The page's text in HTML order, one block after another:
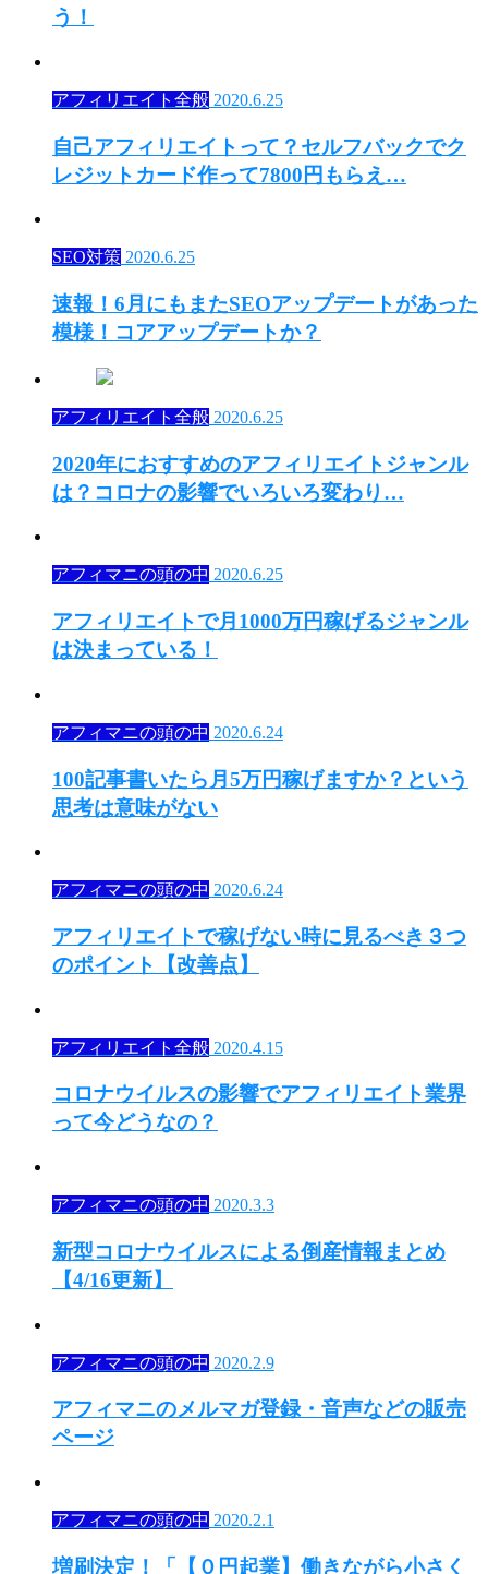
う！
アフィリエイト全般 2020.6.25
自己アフィリエイトって？セルフバックでク
レジットカード作って7800円もらえ…
SEO対策 2020.6.25
速報！6月にもまたSEOアップデートがあった
模様！コアアップデートか？
アフィリエイト全般 2020.6.25
2020年におすすめのアフィリエイトジャンル
は？コロナの影響でいろいろ変わり…
アフィマニの頭の中 2020.6.25
アフィリエイトで月1000万円稼げるジャンル
は決まっている！
アフィマニの頭の中 2020.6.24
100記事書いたら月5万円稼げますか？という
思考は意味がない
アフィマニの頭の中 2020.6.24
アフィリエイトで稼げない時に見るべき３つ
のポイント【改善点】
アフィリエイト全般 2020.4.15
コロナウイルスの影響でアフィリエイト業界
って今どうなの？
アフィマニの頭の中 2020.3.3
新型コロナウイルスによる倒産情報まとめ
【4/16更新】
アフィマニの頭の中 2020.2.9
アフィマニのメルマガ登録・音声などの販売
ページ
アフィマニの頭の中 2020.2.1
増刷決定！「【０円起業】働きながら小さく